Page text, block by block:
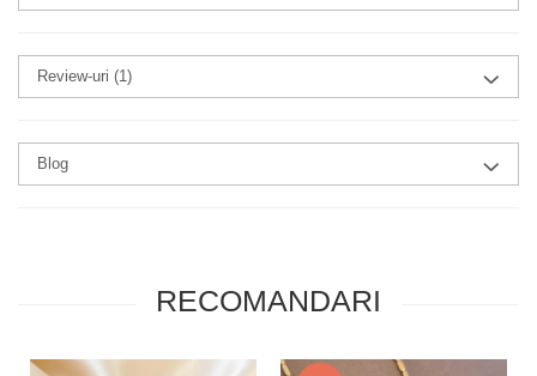
Review-uri (1)
Blog
RECOMANDARI